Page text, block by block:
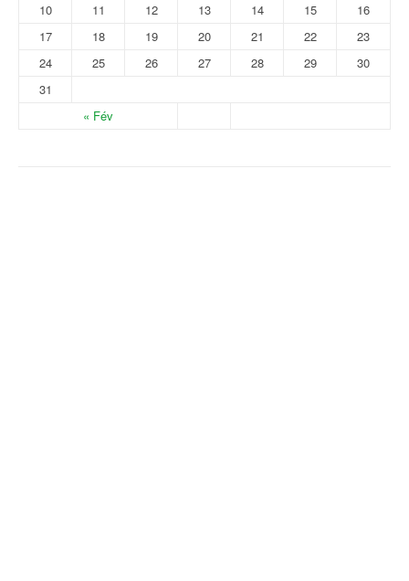
« Fév
10
11 12 13 14 15
16
17
18 19 20 21 22
23
24
25 26 27 28 29
30
31